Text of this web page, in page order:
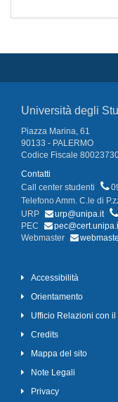
Università degli
Piazza Marina, 61
90133 - PALERMO
Codice Fiscale
Contatti
Call center studenti
Telefono Amm. C.le di
URP
urp@unipa.it
PEC
Webmaster
Accessibilità
Orientamento
Ufficio Relazioni con
Credits
Mappa del sito
Note Legali
Privacy